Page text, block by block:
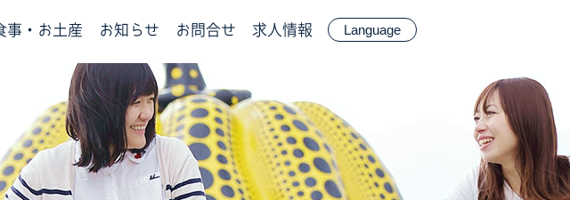
事・お土産 お知らせ お問合せ 求人情報 Language